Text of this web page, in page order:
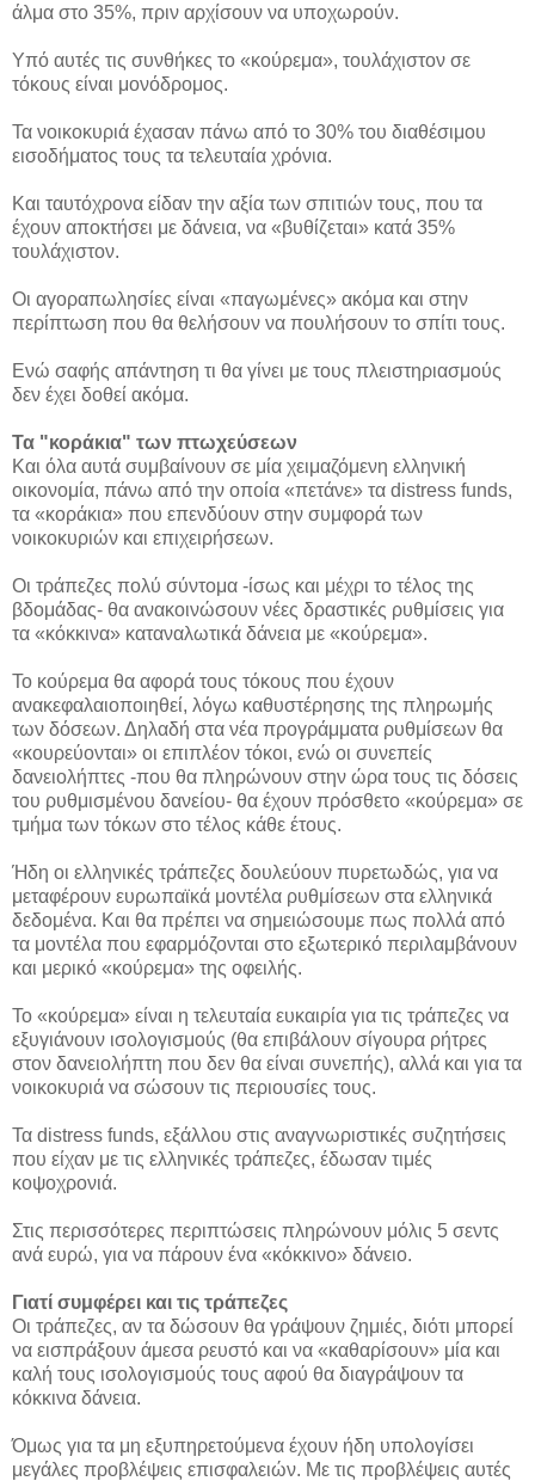
άλμα στο 35%, πριν αρχίσουν να υποχωρούν.
Υπό αυτές τις συνθήκες το «κούρεμα», τουλάχιστον σε
τόκους είναι μονόδρομος.
Τα νοικοκυριά έχασαν πάνω από το 30% του διαθέσιμου
εισοδήματος τους τα τελευταία χρόνια.
Και ταυτόχρονα είδαν την αξία των σπιτιών τους, που τα
έχουν αποκτήσει με δάνεια, να «βυθίζεται» κατά 35%
τουλάχιστον.
Οι αγοραπωλησίες είναι «παγωμένες» ακόμα και στην
περίπτωση που θα θελήσουν να πουλήσουν το σπίτι τους.
Ενώ σαφής απάντηση τι θα γίνει με τους πλειστηριασμούς
δεν έχει δοθεί ακόμα.
Τα "κοράκια" των πτωχεύσεων
Και όλα αυτά συμβαίνουν σε μία χειμαζόμενη ελληνική
οικονομία, πάνω από την οποία «πετάνε» τα distress funds,
τα «κοράκια» που επενδύουν στην συμφορά των
νοικοκυριών και επιχειρήσεων.
Οι τράπεζες πολύ σύντομα -ίσως και μέχρι το τέλος της
βδομάδας- θα ανακοινώσουν νέες δραστικές ρυθμίσεις για
τα «κόκκινα» καταναλωτικά δάνεια με «κούρεμα».
Το κούρεμα θα αφορά τους τόκους που έχουν
ανακεφαλαιοποιηθεί, λόγω καθυστέρησης της πληρωμής
των δόσεων. Δηλαδή στα νέα προγράμματα ρυθμίσεων θα
«κουρεύονται» οι επιπλέον τόκοι, ενώ οι συνεπείς
δανειολήπτες -που θα πληρώνουν στην ώρα τους τις δόσεις
του ρυθμισμένου δανείου- θα έχουν πρόσθετο «κούρεμα» σε
τμήμα των τόκων στο τέλος κάθε έτους.
Ήδη οι ελληνικές τράπεζες δουλεύουν πυρετωδώς, για να
μεταφέρουν ευρωπαϊκά μοντέλα ρυθμίσεων στα ελληνικά
δεδομένα. Και θα πρέπει να σημειώσουμε πως πολλά από
τα μοντέλα που εφαρμόζονται στο εξωτερικό περιλαμβάνουν
και μερικό «κούρεμα» της οφειλής.
Το «κούρεμα» είναι η τελευταία ευκαιρία για τις τράπεζες να
εξυγιάνουν ισολογισμούς (θα επιβάλουν σίγουρα ρήτρες
στον δανειολήπτη που δεν θα είναι συνεπής), αλλά και για τα
νοικοκυριά να σώσουν τις περιουσίες τους.
Τα distress funds, εξάλλου στις αναγνωριστικές συζητήσεις
που είχαν με τις ελληνικές τράπεζες, έδωσαν τιμές
κοψοχρονιά.
Στις περισσότερες περιπτώσεις πληρώνουν μόλις 5 σεντς
ανά ευρώ, για να πάρουν ένα «κόκκινο» δάνειο.
Γιατί συμφέρει και τις τράπεζες
Οι τράπεζες, αν τα δώσουν θα γράψουν ζημιές, διότι μπορεί
να εισπράξουν άμεσα ρευστό και να «καθαρίσουν» μία και
καλή τους ισολογισμούς τους αφού θα διαγράψουν τα
κόκκινα δάνεια.
Όμως για τα μη εξυπηρετούμενα έχουν ήδη υπολογίσει
μεγάλες προβλέψεις επισφαλειών. Με τις προβλέψεις αυτές